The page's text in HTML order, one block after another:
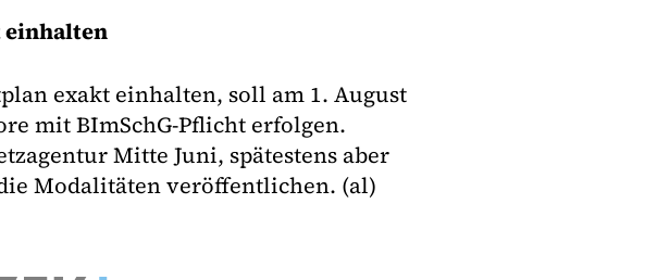
einhalten
exakt einhalten, soll am 1. August
mit BImSchG-Pflicht erfolgen.
Mitte Juni, spätestens aber
Modalitäten veröffentlichen. (al)